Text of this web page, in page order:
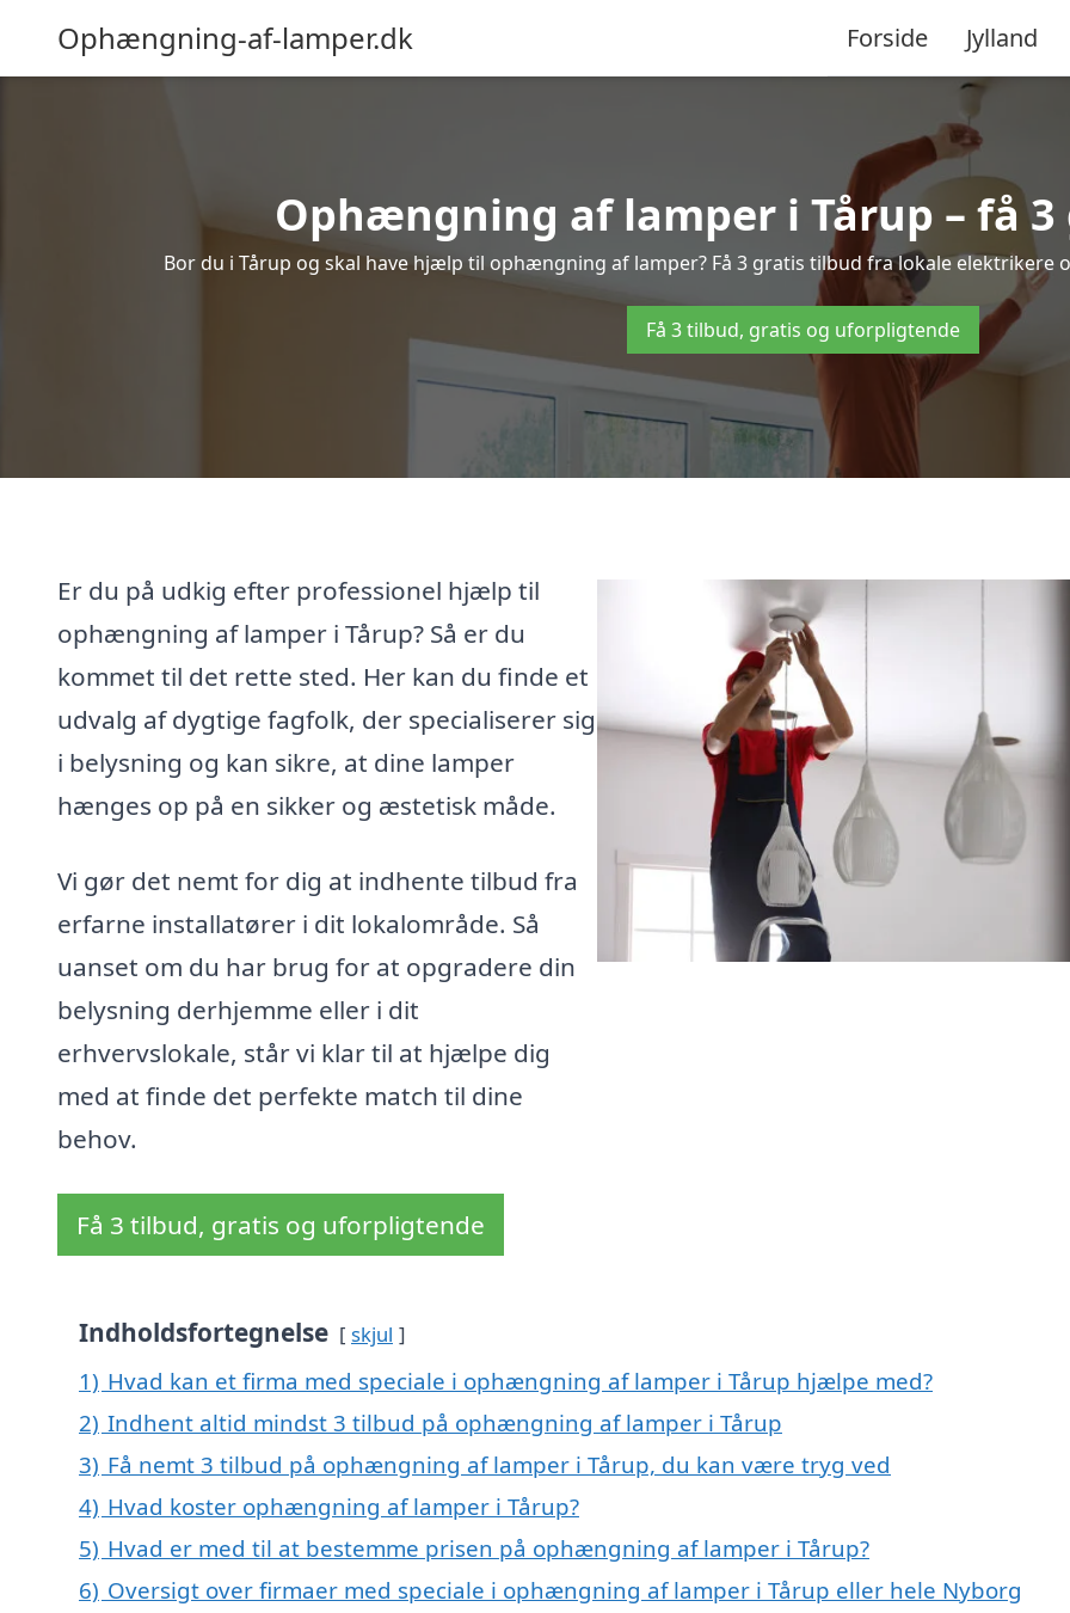
Ophængning-af-lamper.dk Forside Jylland
Ophængning af lamper i Tårup – få
Bor du i Tårup og skal have hjælp til ophængning af lamper? Få 3 gratis tilbud fra lokale elektrikere
Få 3 tilbud, gratis og uforpligtende
Er du på udkig efter professionel hjælp til
ophængning af lamper i Tårup? Så er du
kommet til det rette sted. Her kan du finde et
udvalg af dygtige fagfolk, der specialiserer sig
i belysning og kan sikre, at dine lamper
hænges op på en sikker og æstetisk måde.
Vi gør det nemt for dig at indhente tilbud fra
erfarne installatører i dit lokalområde. Så
uanset om du har brug for at opgradere din
belysning derhjemme eller i dit
erhvervslokale, står vi klar til at hjælpe dig
med at finde det perfekte match til dine
behov.
Få 3 tilbud, gratis og uforpligtende
Indholdsfortegnelse skjul
1) Hvad kan et firma med speciale i ophængning af lamper i Tårup hjælpe med?
2) Indhent altid mindst 3 tilbud på ophængning af lamper i Tårup
3) Få nemt 3 tilbud på ophængning af lamper i Tårup, du kan være tryg ved
4) Hvad koster ophængning af lamper i Tårup?
5) Hvad er med til at bestemme prisen på ophængning af lamper i Tårup?
6) Oversigt over firmaer med speciale i ophængning af lamper i Tårup eller hele Nyborg